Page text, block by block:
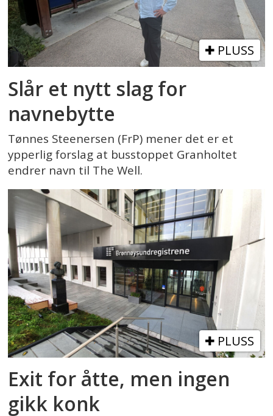
PLUSS
Slår et nytt slag for
navnebytte
Tønnes Steenersen (FrP) mener det er et
ypperlig forslag at busstoppet Granholtet
endrer navn til The Well.
PLUSS
Exit for åtte, men ingen
gikk konk